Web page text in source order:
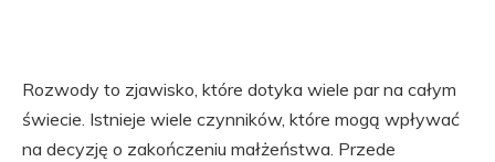
Rozwody to zjawisko, które dotyka wiele par na całym
świecie. Istnieje wiele czynników, które mogą wpływać
na decyzję o zakończeniu małżeństwa. Przede